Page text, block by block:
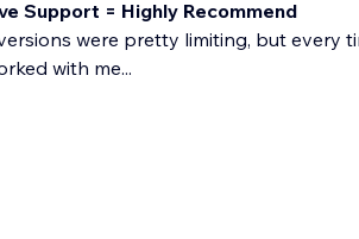
Support = Highly Recommend
were pretty limiting, but every
with me...